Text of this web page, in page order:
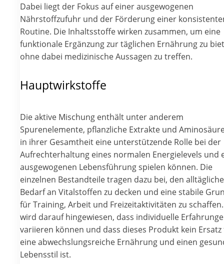
Dabei liegt der Fokus auf einer ausgewogenen
Nährstoffzufuhr und der Förderung einer
Routine. Die Inhaltsstoffe wirken zusammen, um eine
funktionale Ergänzung zur täglichen Ernährung zu
ohne dabei medizinische Aussagen zu treffen.
Hauptwirkstoffe
Die aktive Mischung enthält unter anderem
Spurenelemente, pflanzliche Extrakte und
in ihrer Gesamtheit eine unterstützende Rolle bei der
Aufrechterhaltung eines normalen Energielevels und
ausgewogenen Lebensführung spielen können. Die
einzelnen Bestandteile tragen dazu bei, den
Bedarf an Vitalstoffen zu decken und eine stabile
für Training, Arbeit und Freizeitaktivitäten zu schaffen.
wird darauf hingewiesen, dass individuelle
variieren können und dass dieses Produkt kein
eine abwechslungsreiche Ernährung und einen
Lebensstil ist.